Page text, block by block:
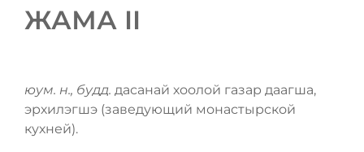
ЖАМА II
юум. н., будд. дасанай хоолой газар даагша,
эрхилэгшэ (заведующий монастырской
кухней).